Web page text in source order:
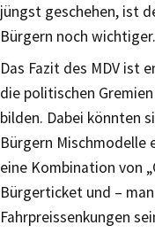
jüngst geschehen, ist
Bürgern noch wichtiger.
Das Fazit des MDV ist
die politischen
bilden. Dabei könnten
Bürgern Mischmodelle
eine Kombination von
Bürgerticket und –
Fahrpreissenkungen